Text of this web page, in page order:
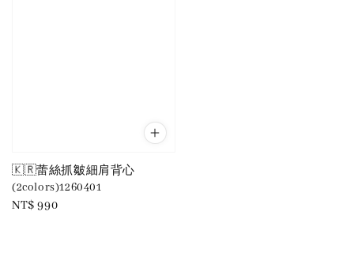
🇰🇷蕾絲抓皺細肩背心
(2colors)1260401
Regular
NT$ 990